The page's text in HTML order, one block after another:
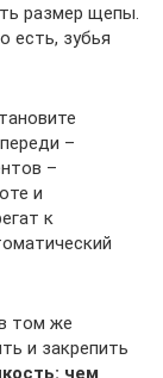
размер щепы.
есть, зубья
–
–
и
к
том же
и закрепить
чем